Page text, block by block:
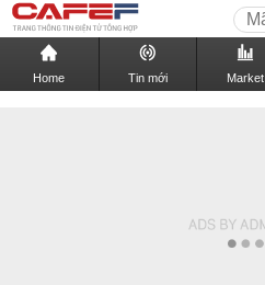
Home Tin mới Market